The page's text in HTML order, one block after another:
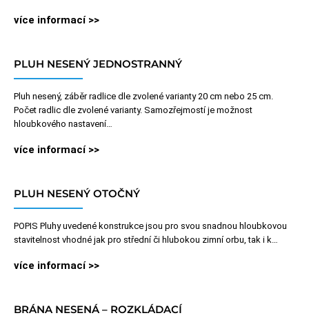
více informací >>
PLUH NESENÝ JEDNOSTRANNÝ
Pluh nesený, záběr radlice dle zvolené varianty 20 cm nebo 25 cm.
Počet radlic dle zvolené varianty. Samozřejmostí je možnost
hloubkového nastavení…
více informací >>
PLUH NESENÝ OTOČNÝ
POPIS Pluhy uvedené konstrukce jsou pro svou snadnou hloubkovou
stavitelnost vhodné jak pro střední či hlubokou zimní orbu, tak i k…
více informací >>
BRÁNA NESENÁ – ROZKLÁDACÍ